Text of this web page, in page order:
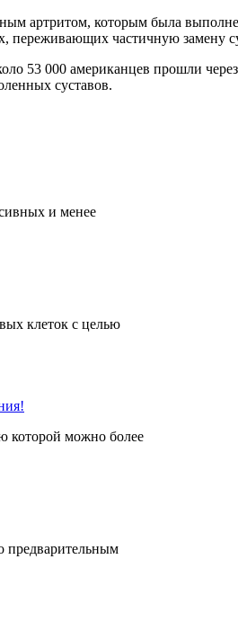
артритом, которым была
переживающих частичную замену
53 000 американцев прошли
суставов.
и менее
клеток с целью
которой можно более
предварительным